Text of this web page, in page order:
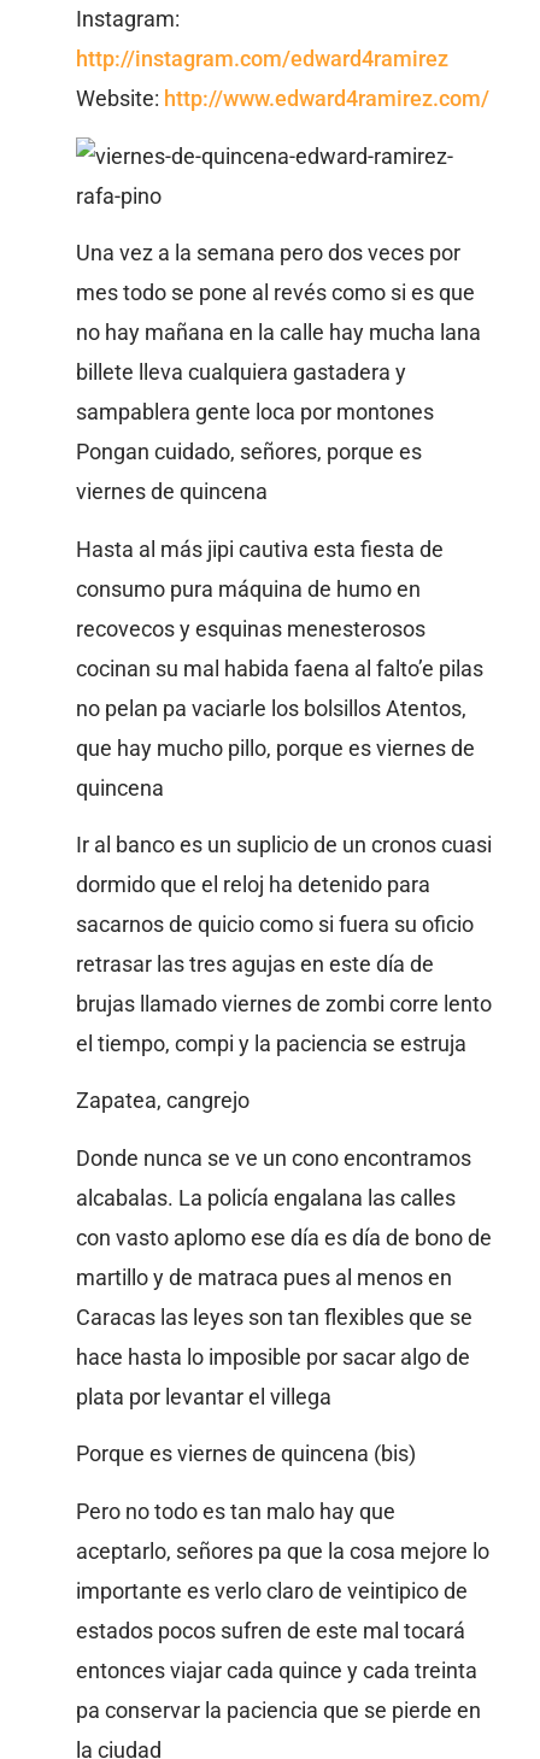
Instagram:
http://instagram.com/edward4ramirez
Website: http://www.edward4ramirez.com/
Una vez a la semana pero dos veces por
mes todo se pone al revés como si es que
no hay mañana en la calle hay mucha lana
billete lleva cualquiera gastadera y
sampablera gente loca por montones
Pongan cuidado, señores, porque es
viernes de quincena
Hasta al más jipi cautiva esta fiesta de
consumo pura máquina de humo en
recovecos y esquinas menesterosos
cocinan su mal habida faena al falto’e pilas
no pelan pa vaciarle los bolsillos Atentos,
que hay mucho pillo, porque es viernes de
quincena
Ir al banco es un suplicio de un cronos cuasi
dormido que el reloj ha detenido para
sacarnos de quicio como si fuera su oficio
retrasar las tres agujas en este día de
brujas llamado viernes de zombi corre lento
el tiempo, compi y la paciencia se estruja
Zapatea, cangrejo
Donde nunca se ve un cono encontramos
alcabalas. La policía engalana las calles
con vasto aplomo ese día es día de bono de
martillo y de matraca pues al menos en
Caracas las leyes son tan flexibles que se
hace hasta lo imposible por sacar algo de
plata por levantar el villega
Porque es viernes de quincena (bis)
Pero no todo es tan malo hay que
aceptarlo, señores pa que la cosa mejore lo
importante es verlo claro de veintipico de
estados pocos sufren de este mal tocará
entonces viajar cada quince y cada treinta
pa conservar la paciencia que se pierde en
la ciudad